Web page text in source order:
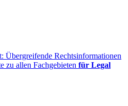
Übergreifende Rechtsinformationen
zu allen Fachgebieten für Legal